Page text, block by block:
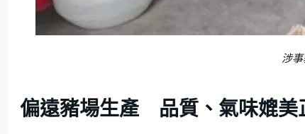
涉
偏遠豬場生產 品質、氣味媲美